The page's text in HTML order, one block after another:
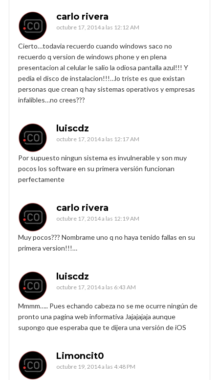
carlo rivera
octubre 17, 2014 a las 12:12 AM
Cierto…todavia recuerdo cuando windows saco no
recuerdo q version de windows phone y en plena
presentacion al celular le salio la odiosa pantalla azul!!! Y
pedia el disco de instalacion!!!…lo triste es que existan
personas que crean q hay sistemas operativos y empresas
infalibles…no crees???
luiscdz
octubre 17, 2014 a las 12:17 AM
Por supuesto ningun sistema es invulnerable y son muy
pocos los software en su primera versión funcionan
perfectamente
carlo rivera
octubre 17, 2014 a las 12:19 AM
Muy pocos??? Nombrame uno q no haya tenido fallas en su
primera version!!!…
luiscdz
octubre 17, 2014 a las 6:43 AM
Mmmm….. Pues echando cabeza no se me ocurre ningún de
pronto una pagina web informativa Jajajajaja aunque
supongo que esperaba que te dijera una versión de iOS
Limoncit0
octubre 19, 2014 a las 4:48 PM